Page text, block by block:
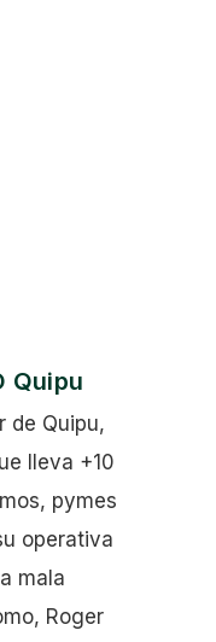
Quipu
de Quipu,
lleva +10
pymes
operativa
mala
Roger